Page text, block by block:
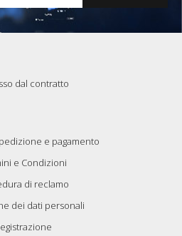
dal contratto
e pagamento
e Condizioni
di reclamo
dei dati personali